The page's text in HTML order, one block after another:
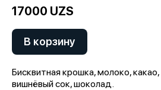
17000 UZS
В корзину
Бисквитная крошка, молоко,
вишнёвый сок, шоколад.